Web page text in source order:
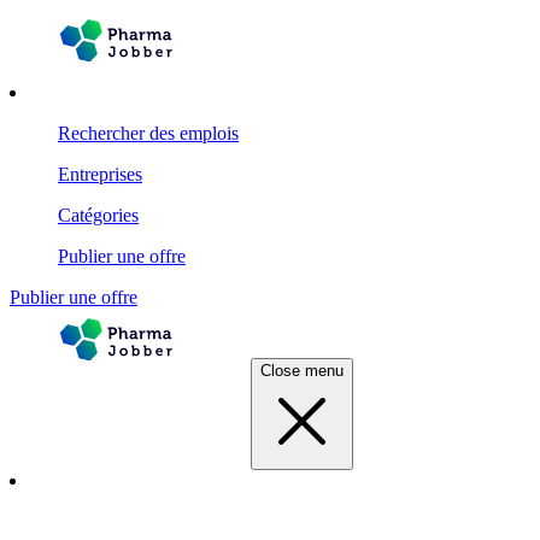
Rechercher des emplois
Entreprises
Catégories
Publier une offre
Publier une offre
Close menu